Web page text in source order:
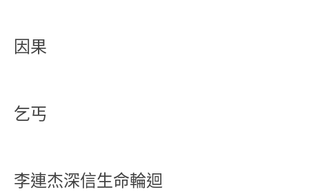
因果
乞丐
李連杰深信生命輪迴